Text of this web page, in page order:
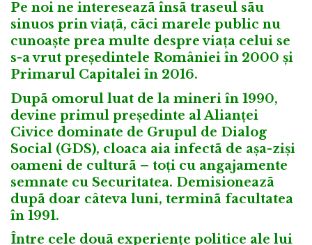
Pe noi ne intereseazã însã traseul sãu
sinuos prin viațã, cãci marele public nu
cunoaște prea multe despre viața celui se
s-a vrut președintele României în 2000 și
Primarul Capitalei în 2016.
Dupã omorul luat de la mineri în 1990,
devine primul președinte al Alianței
Civice dominate de Grupul de Dialog
Social (GDS), cloaca aia infectã de așa-ziși
oameni de culturã – toți cu angajamente
semnate cu Securitatea. Demisioneazã
dupã doar câteva luni, terminã facultatea
în 1991.
Între cele douã experiențe politice ale lui